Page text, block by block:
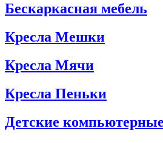
Бескаркасная мебель
Кресла Мешки
Кресла Мячи
Кресла Пеньки
Детские